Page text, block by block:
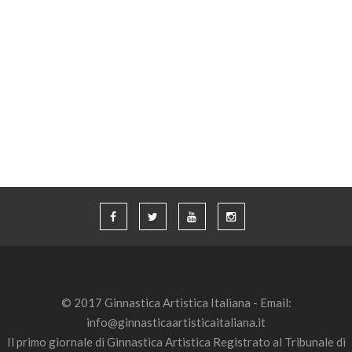
© 2017 Ginnastica Artistica Italiana - Email:
info@ginnasticaartisticaitaliana.it
Il primo giornale di Ginnastica Artistica Registrato al Tribunale di